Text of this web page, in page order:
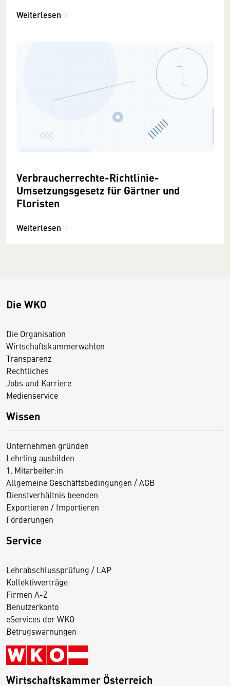
Weiterlesen
Verbraucherrechte-Richtlinie-
Umsetzungsgesetz für Gärtner und
Floristen
Weiterlesen
Die WKO
Die Organisation
Wirtschaftskammerwahlen
Transparenz
Rechtliches
Jobs und Karriere
Medienservice
Wissen
Unternehmen gründen
Lehrling ausbilden
1. Mitarbeiter:in
Allgemeine Geschäftsbedingungen / AGB
Dienstverhältnis beenden
Exportieren / Importieren
Förderungen
Service
Lehrabschlussprüfung / LAP
Kollektivverträge
Firmen A-Z
Benutzerkonto
eServices der WKO
Betrugswarnungen
Wirtschaftskammer Österreich